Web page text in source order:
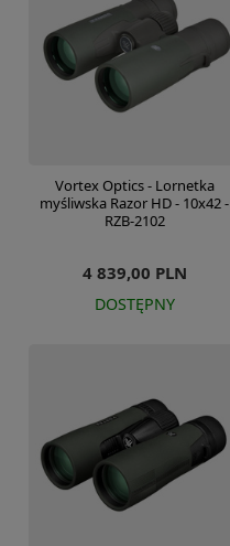
Vortex Optics - Lornetka
myśliwska Razor HD - 10x42 -
RZB-2102
4 839,00 PLN
DOSTĘPNY